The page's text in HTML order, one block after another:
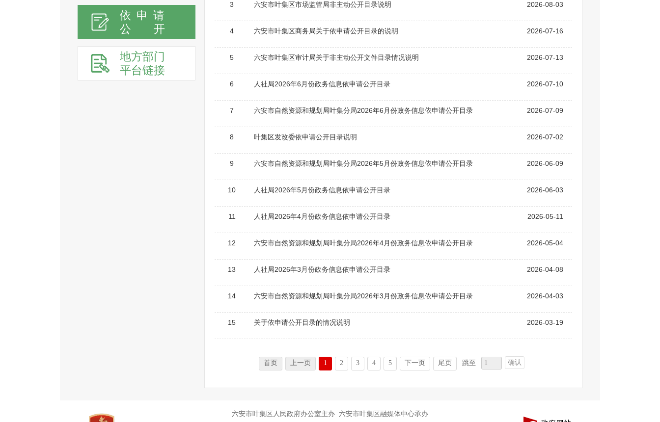
依申请
公
开
地方部门
平台链接
2026-08-03
3 六安市叶集区市场监管局非主动公开目录说明
2026-07-16
4 六安市叶集区商务局关于依申请公开目录的说明
2026-07-13
5 六安市叶集区审计局关于非主动公开文件目录情况说明
2026-07-10
6 人社局2026年6月份政务信息依申请公开目录
2026-07-09
7 六安市自然资源和规划局叶集分局2026年6月份政务信息依申请公开目录
2026-07-02
8 叶集区发改委依申请公开目录说明
2026-06-09
9 六安市自然资源和规划局叶集分局2026年5月份政务信息依申请公开目录
2026-06-03
10 人社局2026年5月份政务信息依申请公开目录
2026-05-11
11 人社局2026年4月份政务信息依申请公开目录
2026-05-04
12 六安市自然资源和规划局叶集分局2026年4月份政务信息依申请公开目录
2026-04-08
13 人社局2026年3月份政务信息依申请公开目录
2026-04-03
14 六安市自然资源和规划局叶集分局2026年3月份政务信息依申请公开目录
2026-03-19
15 关于依申请公开目录的情况说明
首页 上一页 1 2 3 4 5 下一页 尾页 跳至 确认
六安市叶集区人民政府办公室主办 六安市叶集区融媒体中心承办